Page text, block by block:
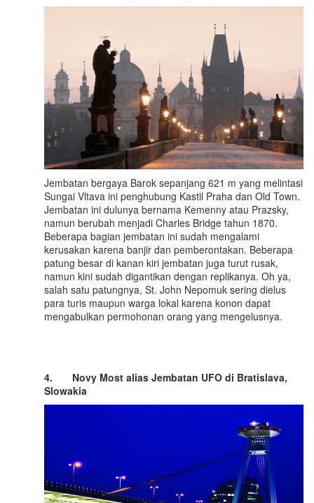
Jembatan bergaya Barok sepanjang 621 m yang melintasi
Sungai Vltava ini penghubung Kastil Praha dan Old Town.
Jembatan ini dulunya bernama Kemenny atau Prazsky,
namun berubah menjadi Charles Bridge tahun 1870.
Beberapa bagian jembatan ini sudah mengalami
kerusakan karena banjir dan pemberontakan. Beberapa
patung besar di kanan kiri jembatan juga turut rusak,
namun kini sudah digantikan dengan replikanya. Oh ya,
salah satu patungnya, St. John Nepomuk sering dielus
para turis maupun warga lokal karena konon dapat
mengabulkan permohonan orang yang mengelusnya.
4. Novy Most alias Jembatan UFO di Bratislava,
Slowakia